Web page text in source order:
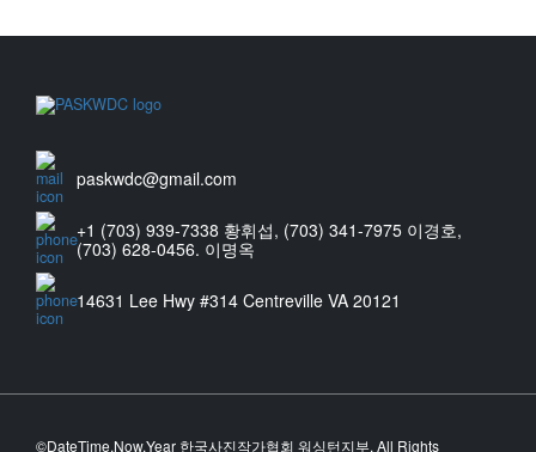
paskwdc@gmail.com
+1 (703) 939-7338 황휘섭, (703) 341-7975 이경호,
(703) 628-0456. 이명옥
14631 Lee Hwy #314 Centreville VA 20121
©DateTime.Now.Year 한국사진작가협회 워싱턴지부. All Rights